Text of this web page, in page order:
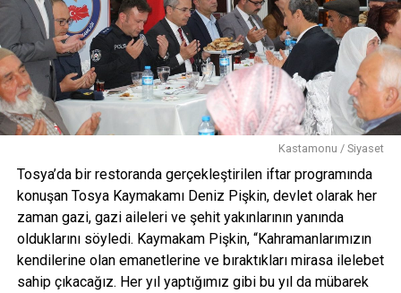
Kastamonu / Siyaset
Tosya’da bir restoranda gerçekleştirilen iftar programında
konuşan Tosya Kaymakamı Deniz Pişkin, devlet olarak her
zaman gazi, gazi aileleri ve şehit yakınlarının yanında
olduklarını söyledi. Kaymakam Pişkin, “Kahramanlarımızın
kendilerine olan emanetlerine ve bıraktıkları mirasa ilelebet
sahip çıkacağız. Her yıl yaptığımız gibi bu yıl da mübarek